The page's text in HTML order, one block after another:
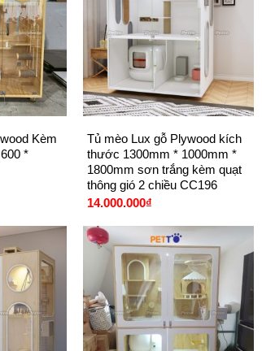
Kèm
*
+
Tủ mèo Lux gỗ Plywood kích
thước 1300mm * 1000mm *
1800mm sơn trắng kèm quạt
thông gió 2 chiều CC196
14.000.000₫